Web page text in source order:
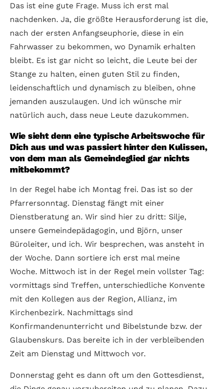
Das ist eine gute Frage. Muss ich erst mal
nachdenken. Ja, die größte Herausforderung ist die,
nach der ersten Anfangseuphorie, diese in ein
Fahrwasser zu bekommen, wo Dynamik erhalten
bleibt. Es ist gar nicht so leicht, die Leute bei der
Stange zu halten, einen guten Stil zu finden,
leidenschaftlich und dynamisch zu bleiben, ohne
jemanden auszulaugen. Und ich wünsche mir
natürlich auch, dass neue Leute dazukommen.
Wie sieht denn eine typische Arbeitswoche für
Dich aus und was passiert hinter den Kulissen,
von dem man als Gemeindeglied gar nichts
mitbekommt?
In der Regel habe ich Montag frei. Das ist so der
Pfarrersonntag. Dienstag fängt mit einer
Dienstberatung an. Wir sind hier zu dritt: Silje,
unsere Gemeindepädagogin, und Björn, unser
Büroleiter, und ich. Wir besprechen, was ansteht in
der Woche. Dann sortiere ich erst mal meine
Woche. Mittwoch ist in der Regel mein vollster Tag:
vormittags sind Treffen, unterschiedliche Konvente
mit den Kollegen aus der Region, Allianz, im
Kirchenbezirk. Nachmittags sind
Konfirmandenunterricht und Bibelstunde bzw. der
Glaubenskurs. Das bereite ich in der verbleibenden
Zeit am Dienstag und Mittwoch vor.
Donnerstag geht es dann oft um den Gottesdienst,